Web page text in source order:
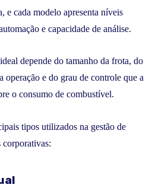
e cada modelo apresenta níveis
e capacidade de análise.
depende do tamanho da frota, do
operação e do grau de controle que a
o consumo de combustível.
tipos utilizados na gestão de